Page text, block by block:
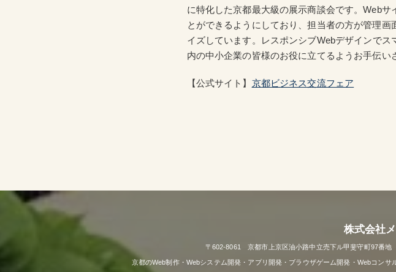
に特化した京都最大級の展示商談会です。Web
とができるようにしており、担当者の方が管理
イズしています。レスポンシブWebデザインで
内の中小企業の皆様のお役に立てるようお手伝い
【公式サイト】 京都ビジネス交流フェア
株式会社
〒602-8061 京都市上京区油小路中立売下ル甲斐守町97
京都のWeb制作・Webシステム開発・アプリ開発・ブラウザゲーム開発・Webコン